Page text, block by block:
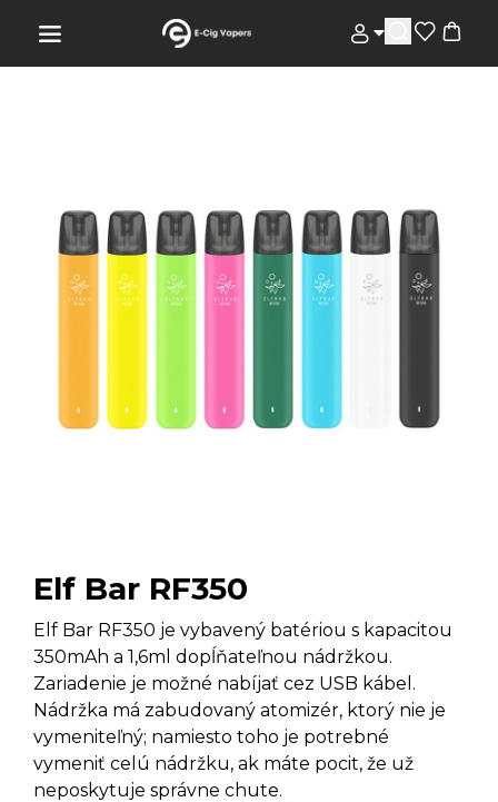
Elf Bar RF350
Elf Bar RF350 je vybavený batériou s kapacitou
350mAh a 1,6ml dopĺňateľnou nádržkou.
Zariadenie je možné nabíjať cez USB kábel.
Nádržka má zabudovaný atomizér, ktorý nie je
vymeniteľný; namiesto toho je potrebné
vymeniť celú nádržku, ak máte pocit, že už
neposkytuje správne chute.